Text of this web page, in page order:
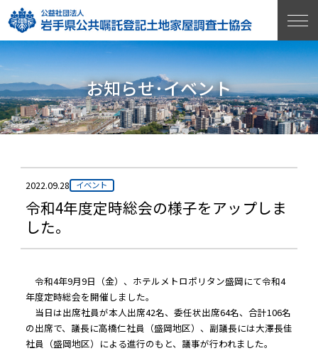
お知らせ･イベント
2022.09.28 イベント
令和4年度定時総会の様子をアップしま
した。
令和4年9月9日（金）、ホテルメトロポリタン盛岡にて令和4
年度定時総会を開催しました。
当日は出席社員が本人出席42名、委任状出席64名、合計106名
の出席で、議長に高橋仁社員（盛岡地区）、副議長には大澤長佳
社員（盛岡地区）による進行のもと、議事が行われました。